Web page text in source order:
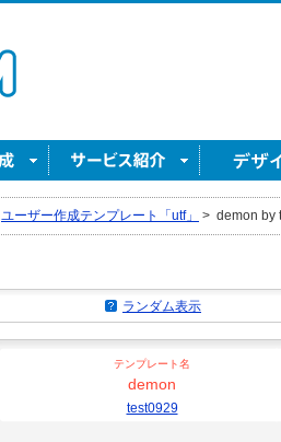
ユーザー作成テンプレート「utf」 > demon by
ランダム表示
テンプレート名
demon
test0929